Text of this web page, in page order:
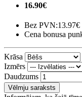
16.90€
Bez PVN:13.97€
Cena bonusa
Krāsa
Izmērs
Daudzums
Vēlmju saraksts